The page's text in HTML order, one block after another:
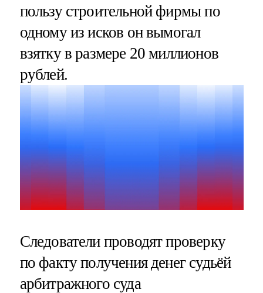
пользу строительной фирмы по
одному из исков он вымогал
взятку в размере 20 миллионов
рублей.
Следователи проводят проверку
по факту получения денег судьёй
арбитражного суда